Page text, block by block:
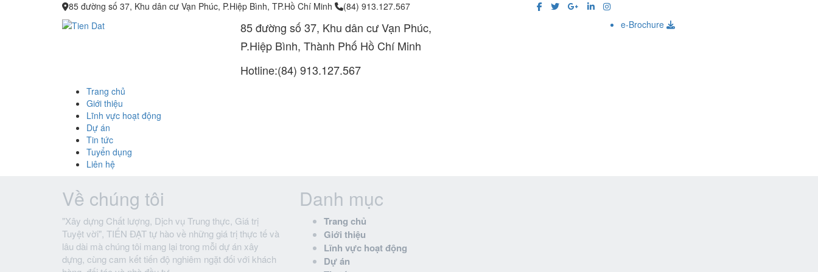
85 đường số 37, Khu dân cư Vạn Phúc, P.Hiệp Bình, TP.Hồ Chí Minh (84) 913.127.567
85 đường số 37, Khu dân cư Vạn Phúc,
P.Hiệp Bình, Thành Phố Hồ Chí Minh
Hotline:(84) 913.127.567
e-Brochure
Trang chủ
Giới thiệu
Lĩnh vực hoạt động
Dự án
Tin tức
Tuyển dụng
Liên hệ
Về chúng tôi
"Xây dựng Chất lượng, Dịch vụ Trung thực, Giá trị
Tuyệt vời", TIẾN ĐẠT tự hào về những giá trị thực tế và
lâu dài mà chúng tôi mang lại trong mỗi dự án xây
dựng, cùng cam kết tiến độ nghiêm ngặt đối với khách
Danh mục
Trang chủ
Giới thiệu
Lĩnh vực hoạt động
Dự án